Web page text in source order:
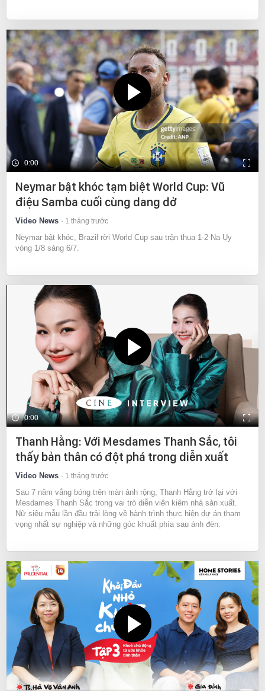
0:00
Neymar bật khóc tạm biệt World Cup: Vũ
điệu Samba cuối cùng dang dở
Video News 1 tháng trước
Neymar bật khóc, Brazil rời World Cup sau trận thua 1-2 Na Uy
vòng 1/8 sáng 6/7.
0:00
Thanh Hằng: Với Mesdames Thanh Sắc, tôi
thấy bản thân có đột phá trong diễn xuất
Video News 1 tháng trước
Sau 7 năm vắng bóng trên màn ảnh rộng, Thanh Hằng trở lại với
Mesdames Thanh Sắc trong vai trò diễn viên kiêm nhà sản xuất.
Nữ siêu mẫu lần đầu trải lòng về hành trình thực hiện dự án tham
vọng nhất sự nghiệp và những góc khuất phía sau ánh đèn.